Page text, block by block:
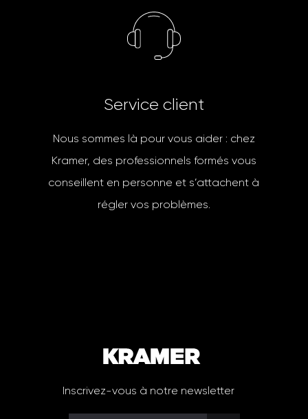
Service cl ient
Nous sommes là pour vous aider : chez
Kramer, des professionnels formés vous
conseillent en personne et s’attachent à
régler vos problèmes.
Inscrivez-vous à notre newsletter